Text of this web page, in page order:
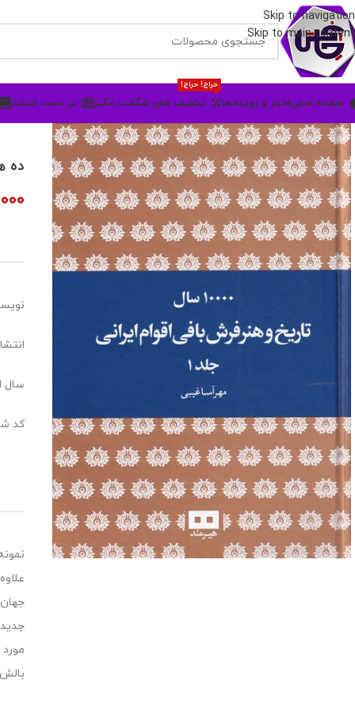
Skip to navigation
Skip to main content
صفحه اصلیاخبار و رویدادها تخفیف های شگفت انگیز
حراج! حراج!
در دست انتشار
ده
سال
کد شابک: